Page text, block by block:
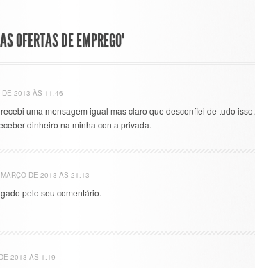
OFERTAS DE EMPREGO"
DE 2013 ÀS 11:46
uma mensagem igual mas claro que desconfiei de tudo isso,
dinheiro na minha conta privada.
DE 2013 ÀS 21:13
pelo seu comentário.
2013 ÀS 1:19